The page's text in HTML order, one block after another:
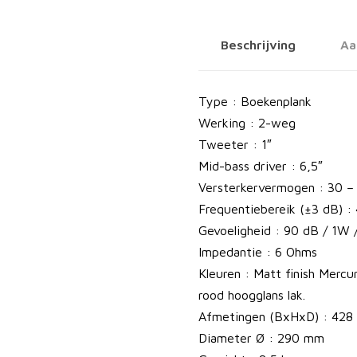
t
L
L
u
i
d
s
p
r
e
k
e
Beschrijving
Type : Boekenplank
Werking : 2-weg
Tweeter : 1″
Mid-bass driver : 6,5″
Versterkervermogen : 30
Frequentiebereik (±3 dB) :
Gevoeligheid : 90 dB / 1W
Impedantie : 6 Ohms
Kleuren : Matt finish
rood hoogglans lak.
Afmetingen (BxHxD) :
Diameter Ø : 290 mm